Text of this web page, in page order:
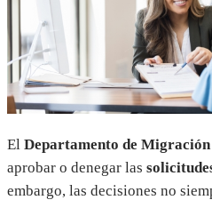
El Departamento de Migración
aprobar o denegar las
embargo, las decisiones no